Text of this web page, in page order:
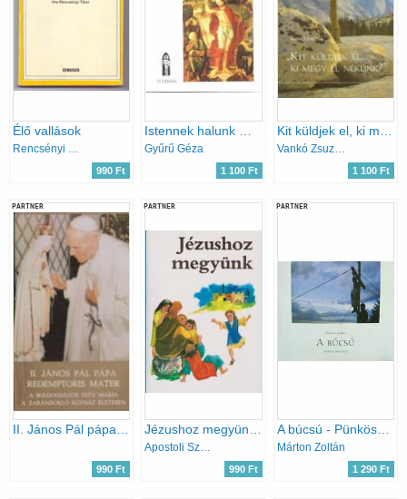
Élő vallások
990 Ft
Gyűrű Géza
1 100 Ft
Vankó Zsuzsa
1 100 Ft
PARTNER
II. János Pál pápa: Redemptoris Mater - A boldogságos Szűz Mária a zarándokló egyház életében
990 Ft
PARTNER
Jézushoz megyünk (kis katekizmus elsőáldozási előkészítővel)
Apostoli Szentszék Könyvkiadó
990 Ft
PARTNER
A búcsú - Pünkösd Csíksomlyón
Márton Zoltán
1 290 Ft